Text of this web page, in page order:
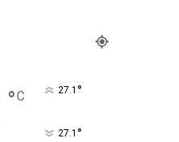
°C 27.1 °
27.1 °